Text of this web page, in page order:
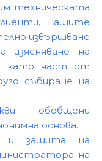
техническата
нашите
извършване
изясняване на
като част от
събиране на
обобщени
основа.
и защита на
на